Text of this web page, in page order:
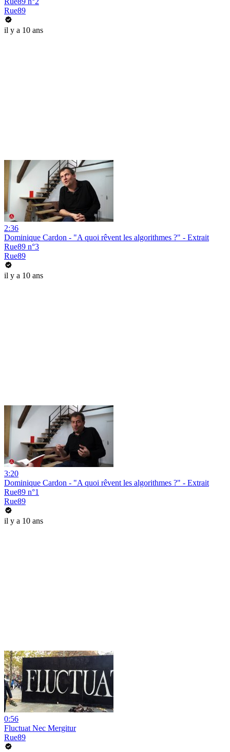
Rue89
il y a 10 ans
2:36
Dominique Cardon - "A quoi rêvent les algorithmes ?" - Extrait
Rue89 n°3
Rue89
il y a 10 ans
3:20
Dominique Cardon - "A quoi rêvent les algorithmes ?" - Extrait
Rue89 n°1
Rue89
il y a 10 ans
0:56
Fluctuat Nec Mergitur
Rue89